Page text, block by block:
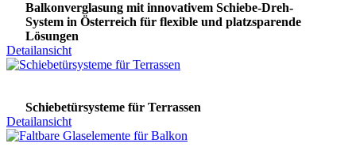
Balkonverglasung mit innovativem Schiebe-Dreh-
System in Österreich für flexible und platzsparende
Lösungen
Detailansicht
Schiebetürsysteme für Terrassen
Detailansicht